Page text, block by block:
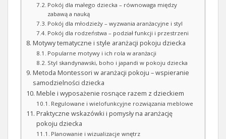
Pokój dla małego dziecka – równowaga między
zabawą a nauką
Pokój dla młodzieży – wyzwania aranżacyjne i styl
Pokój dla rodzeństwa – podział funkcji i przestrzeni
Motywy tematyczne i style aranżacji pokoju dziecka
Popularne motywy i ich rola w aranżacji
Styl skandynawski, boho i japandi w pokoju dziecka
Metoda Montessori w aranżacji pokoju – wspieranie
samodzielności dziecka
Meble i wyposażenie rosnące razem z dzieckiem
Regulowane i wielofunkcyjne rozwiązania meblowe
Praktyczne wskazówki i pomysły na aranżację
pokoju dziecka
Planowanie i wizualizacje wnętrz